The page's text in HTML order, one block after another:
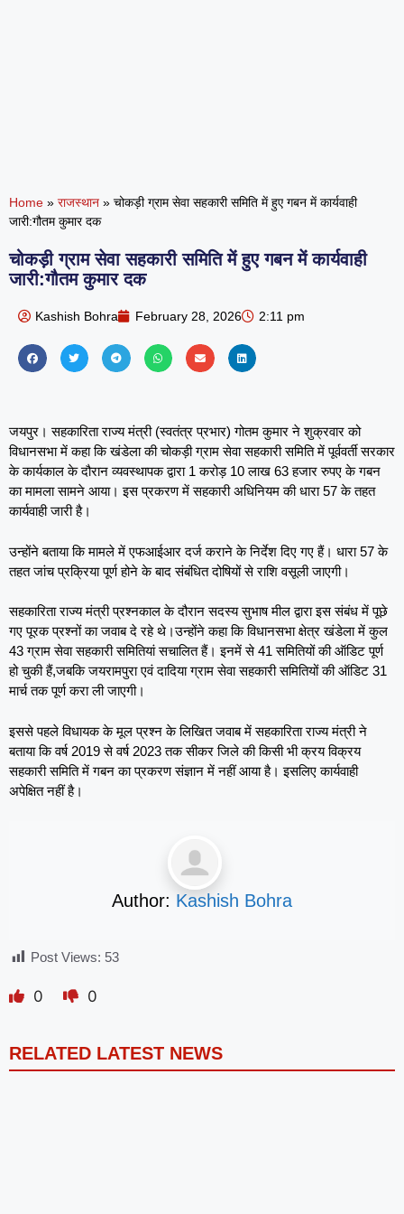
Home » राजस्थान » चोकड़ी ग्राम सेवा सहकारी समिति में हुए गबन में कार्यवाही
जारी:गौतम कुमार दक
चोकड़ी ग्राम सेवा सहकारी समिति में हुए गबन में कार्यवाही
जारी:गौतम कुमार दक
Kashish Bohra February 28, 2026 2:11 pm
जयपुर। सहकारिता राज्य मंत्री (स्वतंत्र प्रभार) गोतम कुमार ने शुक्रवार को
विधानसभा में कहा कि खंडेला की चोकड़ी ग्राम सेवा सहकारी समिति में पूर्ववर्ती सरकार
के कार्यकाल के दौरान व्यवस्थापक द्वारा 1 करोड़ 10 लाख 63 हजार रुपए के गबन
का मामला सामने आया। इस प्रकरण में सहकारी अधिनियम की धारा 57 के तहत
कार्यवाही जारी है।
उन्होंने बताया कि मामले में एफआईआर दर्ज कराने के निर्देश दिए गए हैं। धारा 57 के
तहत जांच प्रक्रिया पूर्ण होने के बाद संबंधित दोषियों से राशि वसूली जाएगी।
सहकारिता राज्य मंत्री प्रश्नकाल के दौरान सदस्य सुभाष मील द्वारा इस संबंध में पूछे
गए पूरक प्रश्नों का जवाब दे रहे थे।उन्होंने कहा कि विधानसभा क्षेत्र खंडेला में कुल
43 ग्राम सेवा सहकारी समितियां सचालित हैं। इनमें से 41 समितियों की ऑडिट पूर्ण
हो चुकी हैं,जबकि जयरामपुरा एवं दादिया ग्राम सेवा सहकारी समितियों की ऑडिट 31
मार्च तक पूर्ण करा ली जाएगी।
इससे पहले विधायक के मूल प्रश्न के लिखित जवाब में सहकारिता राज्य मंत्री ने
बताया कि वर्ष 2019 से वर्ष 2023 तक सीकर जिले की किसी भी क्रय विक्रय
सहकारी समिति में गबन का प्रकरण संज्ञान में नहीं आया है। इसलिए कार्यवाही
अपेक्षित नहीं है।
Author: Kashish Bohra
Post Views: 53
0 0
RELATED LATEST NEWS